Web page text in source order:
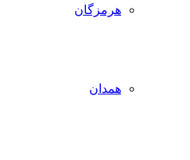
هرمزگان
همدان